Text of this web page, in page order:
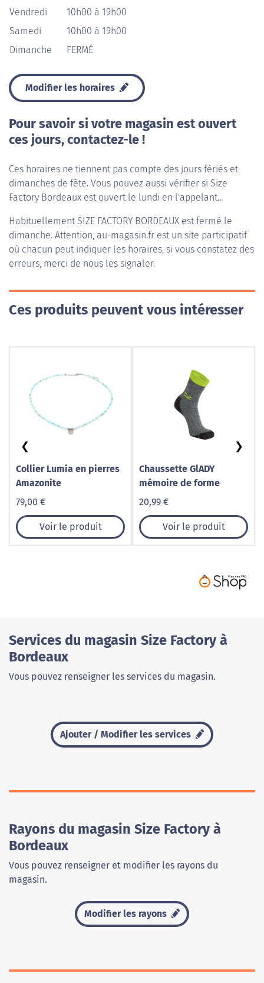
Vendredi
10h00 à 19h00
Samedi
10h00 à 19h00
Dimanche
FERMÉ
Modifier les horaires
Pour savoir si votre magasin est ouvert
ces jours, contactez-le !
Ces horaires ne tiennent pas compte des jours fériés et
dimanches de fête. Vous pouvez aussi vérifier si Size
Factory Bordeaux est ouvert le lundi en l'appelant...
HabituellementSIZE FACTORY BORDEAUX est fermé le
dimanche. Attention, au-magasin.fr est un site participatif
où chacun peut indiquer les horaires, si vous constatez des
erreurs, merci de nous les signaler.
Ces produits peuvent vous intéresser
Collier Lumia en pierres
Amazonite
79,00 €
Voir le produit
Chaussette GlADY
mémoire de forme
20,99 €
Voir le produit
❮ ❯
Services du magasin Size Factory à
Bordeaux
Vous pouvez renseigner les services du magasin.
Ajouter / Modifier les services
Rayons du magasin Size Factory à
Bordeaux
Vous pouvez renseigner et modifier les rayons du
magasin.
Modifier les rayons